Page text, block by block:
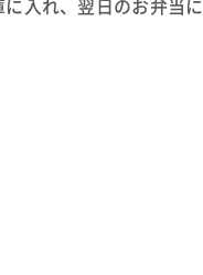
入れ、翌日のお弁当